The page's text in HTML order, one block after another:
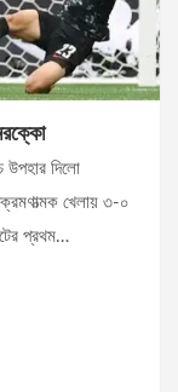
উপহার দিলো
খেলায় ৩-০
প্রথম…